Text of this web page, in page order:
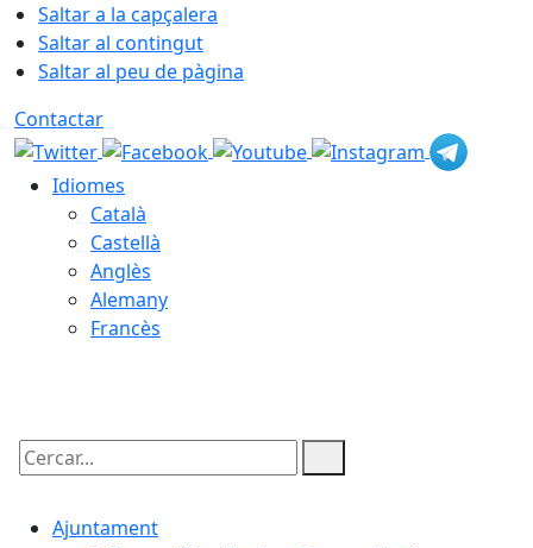
Saltar a la capçalera
Saltar al contingut
Saltar al peu de pàgina
Contactar
Idiomes
Català
Castellà
Anglès
Alemany
Francès
Cercar:
Ajuntament